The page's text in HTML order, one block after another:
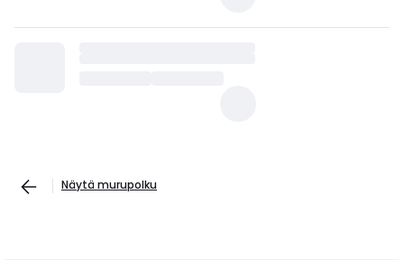
Näytä murupolku